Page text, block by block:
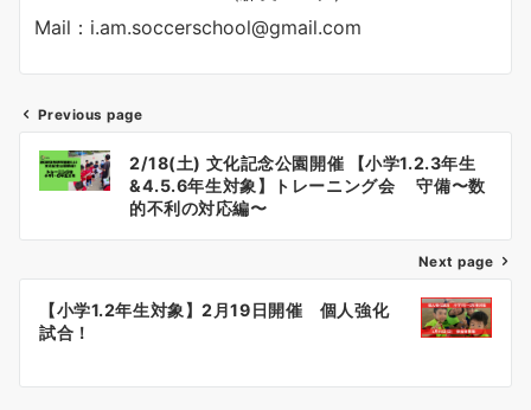
Mail：i.am.soccerschool@gmail.com
投
稿
ナ
ビ
シ
Previous page
2/18(土) 文化記念公園開催 【小学1.2.3年生
&4.5.6年生対象】トレーニング会 守備〜数
的不利の対応編〜
Next page
【小学1.2年生対象】2月19日開催 個人強化
試合！